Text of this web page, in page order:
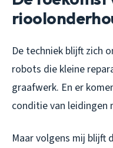
De techniek blijft zich
robots die kleine
graafwerk. En er
conditie van leidingen
Maar volgens mij blijft